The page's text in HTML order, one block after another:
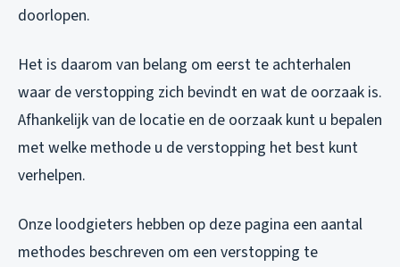
doorlopen.
Het is daarom van belang om eerst te achterhalen
waar de verstopping zich bevindt en wat de oorzaak is.
Afhankelijk van de locatie en de oorzaak kunt u bepalen
met welke methode u de verstopping het best kunt
verhelpen.
Onze loodgieters hebben op deze pagina een aantal
methodes beschreven om een verstopping te